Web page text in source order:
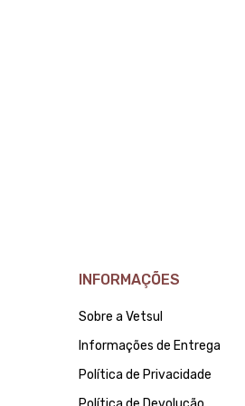
INFORMAÇÕES
Sobre a Vetsul
Informações de Entrega
Política de Privacidade